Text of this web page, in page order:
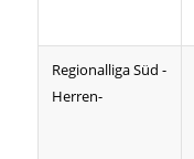
Regionalliga Süd -
Herren-